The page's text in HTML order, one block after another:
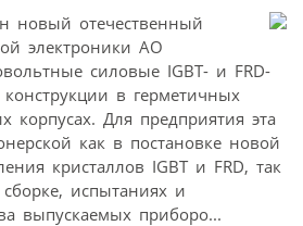
новый отечественный
электроники АО
силовые IGBT- и FRD-
в герметичных
корпусах. Для предприятия эта
как в постановке новой
кристаллов IGBT и FRD, так
испытаниях и
выпускаемых приборо...